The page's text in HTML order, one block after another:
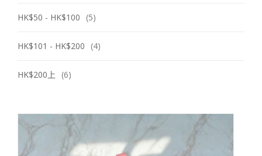
HK$50 - HK$100 (5)
HK$101 - HK$200 (4)
HK$200上 (6)